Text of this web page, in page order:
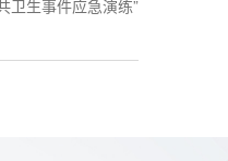
卫生事件应急演练”